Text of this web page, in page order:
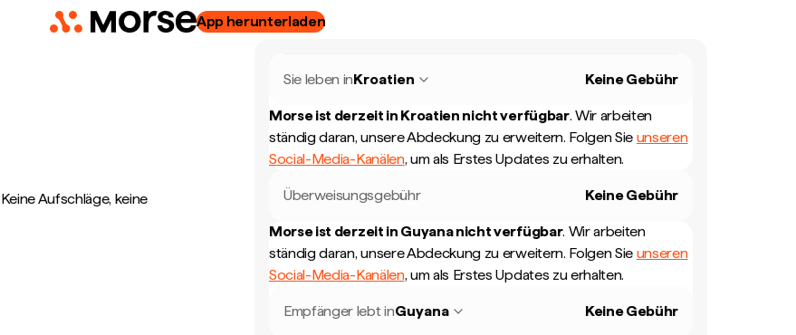
App herunterladen
Aufschläge, keine
Sie leben inKroatien Keine Gebühr
Morse ist derzeit in Kroatien nicht verfügbar. Wir arbeiten
ständig daran, unsere Abdeckung zu erweitern. Folgen Sie unseren
Social-Media-Kanälen, um als Erstes Updates zu erhalten.
Überweisungsgebühr Keine Gebühr
Morse ist derzeit in Guyananicht verfügbar. Wir arbeiten
ständig daran, unsere Abdeckung zu erweitern. Folgen Sie unseren
Social-Media-Kanälen, um als Erstes Updates zu erhalten.
Empfänger lebt inGuyana Keine Gebühr